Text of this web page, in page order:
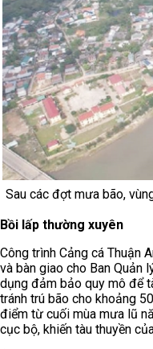
Sau các đợt mưa bão,
Bồi lấp thường xuyên
Công trình Cảng cá Thuận
và bàn giao cho Ban Quản
dụng đảm bảo quy mô để
tránh trú bão cho khoảng
điểm từ cuối mùa mưa lũ
cục bộ, khiến tàu thuyền